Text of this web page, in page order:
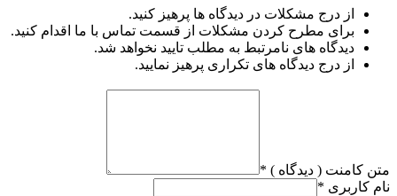
از درج مشکلات در دیدگاه ها پرهیز کنید.
برای مطرح کردن مشکلات از قسمت تماس با ما اقدام کنید.
دیدگاه های نامرتبط به مطلب تایید نخواهد شد.
از درج دیدگاه های تکراری پرهیز نمایید.
متن کامنت ( دیدگاه ) *
نام کاربری *